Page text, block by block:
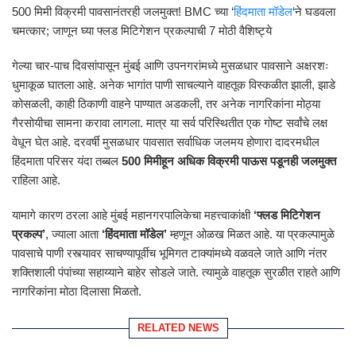
500 मिमी विक्रमी पावसानंतरही जलमुक्त! BMC च्या ‘हिंदमाता मॉडेल‘ने घडवला
चमत्कार; जाणून घ्या फ्लड मिटिगेशन प्रकल्पाची 7 मोठी वैशिष्ट्ये
गेल्या चार-पाच दिवसांपासून मुंबई आणि उपनगरांमध्ये मुसळधार पावसाने अक्षरशः
धुमाकूळ घातला आहे. अनेक भागांत पाणी साचल्याने वाहतूक विस्कळीत झाली, झाडे
कोसळली, काही ठिकाणी वाहने पाण्यात अडकली, तर अनेक नागरिकांना मोठ्या
गैरसोयीचा सामना करावा लागला. मात्र या सर्व परिस्थितीत एक गोष्ट सर्वांचे लक्ष
वेधून घेत आहे. दरवर्षी मुसळधार पावसात सर्वाधिक जलमय होणारा दादरमधील
हिंदमाता परिसर यंदा तब्बल 500 मिमीहून अधिक विक्रमी पाऊस पडूनही जलमुक्त
राहिला आहे.
यामागे कारण ठरला आहे मुंबई महानगरपालिकेचा महत्त्वाकांक्षी ‘फ्लड मिटिगेशन
प्रकल्प’, ज्याला आता ‘हिंदमाता मॉडेल’म्हणून ओळख मिळत आहे. या प्रकल्पामुळे
पावसाचे पाणी रस्त्यावर साचण्यापूर्वीच भूमिगत टाक्यांमध्ये वळवले जाते आणि नंतर
शक्तिशाली पंपांच्या सहाय्याने बाहेर सोडले जाते. त्यामुळे वाहतूक सुरळीत राहते आणि
नागरिकांना मोठा दिलासा मिळतो.
RELATED NEWS